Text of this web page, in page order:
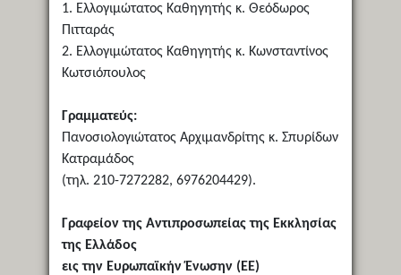
1. Ελλογιμώτατος Καθηγητής κ. Θεόδωρος
Πιτταράς
2. Eλλογιμώτατος Καθηγητής κ. Κωνσταντίνος
Κωτσιόπουλος
Γραμματεύς:
Πανοσιολογιώτατος Αρχιμανδρίτης κ. Σπυρίδων
Κατραμάδος
(τηλ. 210-7272282, 6976204429).
Γραφείον της Αντιπροσωπείας της Εκκλησίας
της Ελλάδος
εις την Ευρωπαϊκήν Ένωσην (ΕΕ)